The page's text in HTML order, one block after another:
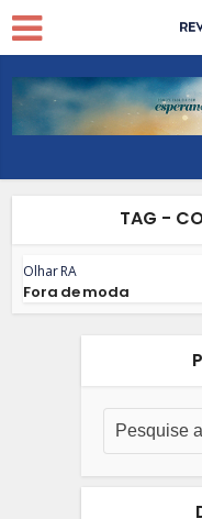
TAG -
Olhar RA
Fora de moda